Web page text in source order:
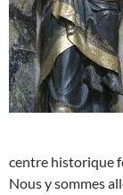
centre historique
Nous y sommes